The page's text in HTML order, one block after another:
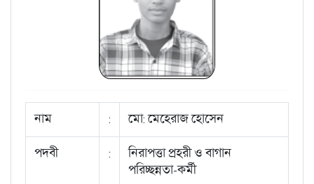
নাম : মো: মেহেরাজ হোসেন
পদবী :
নিরাপত্তা প্রহরী ও বাগান
পরিচ্ছন্নতা-কর্মী